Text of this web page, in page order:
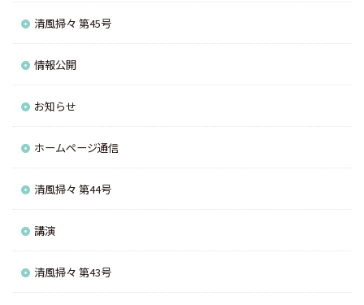
清風掃々 第45号
情報公開
お知らせ
ホームページ通信
清風掃々 第44号
講演
清風掃々 第43号